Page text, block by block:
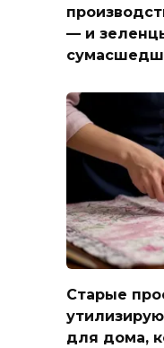
— и
Старые
для дома,